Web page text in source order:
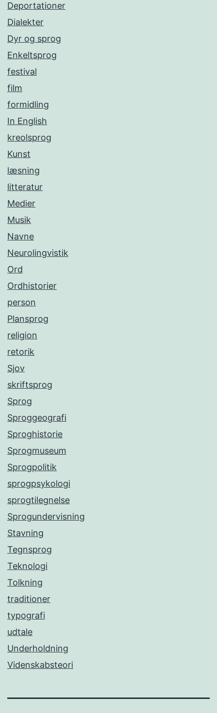
Deportationer
Dialekter
Dyr og sprog
Enkeltsprog
festival
film
formidling
In English
kreolsprog
Kunst
læsning
litteratur
Medier
Musik
Navne
Neurolingvistik
Ord
Ordhistorier
person
Plansprog
religion
retorik
Sjov
skriftsprog
Sprog
Sproggeografi
Sproghistorie
Sprogmuseum
Sprogpolitik
sprogpsykologi
sprogtilegnelse
Sprogundervisning
Stavning
Tegnsprog
Teknologi
Tolkning
traditioner
typografi
udtale
Underholdning
Videnskabsteori